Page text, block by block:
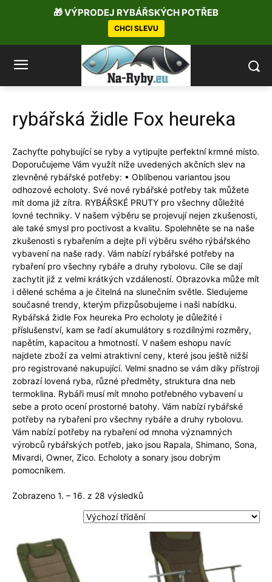
rybářská židle Fox heureka
Zachyťte pohybující se ryby a vytipujte perfektní krmné místo.
Doporučujeme Vám využít níže uvedených akčních slev na
zlevněné rybářské potřeby: • Oblíbenou variantou jsou
odhozové echoloty. Své nové rybářské potřeby tak můžete
mít doma již zítra. RYBÁŘSKÉ PRUTY pro všechny důležité
lovné techniky. V našem výběru se projevují nejen zkušenosti,
ale také smysl pro poctivost a kvalitu. Spolehněte se na naše
zkušenosti s rybařením a dejte při výběru svého rýbářského
vybavení na naše rady. Vám nabízí rybářské potřeby na
rybaření pro všechny rybáře a druhy rybolovu. Cíle se dají
zachytit již z velmi krátkých vzdáleností. Obrazovka může mít
i dělené schéma a je čitelná na slunečním světle. Sledujeme
současné trendy, kterým přizpůsobujeme i naši nabídku.
Rybářská židle Fox heureka Pro echoloty je důležité i
příslušenství, kam se řadí akumulátory s rozdílnými rozměry,
napětím, kapacitou a hmotností. V našem eshopu navíc
najdete zboží za velmi atraktivní ceny, které jsou ještě nižší
pro registrované nakupující. Velmi snadno se vám díky přístroji
zobrazí lovená ryba, různé předměty, struktura dna neb
termoklina. Rybáři musí mít mnoho potřebného vybavení u
sebe a proto ocení prostorné batohy. Vám nabízí rybářské
potřeby na rybaření pro všechny rybáře a druhy rybolovu.
Vám nabízí potřeby na rybaření od mnoha významných
výrobců rybářských potřeb, jako jsou Rapala, Shimano, Sona,
Mivardi, Owner, Zico. Echoloty a sonary jsou dobrým
pomocníkem.
Zobrazeno 1. – 16. z 28 výsledků
🎁 VÝPRODEJ RYBÁŘSKÝCH POTŘEB
CHCI SLEVU